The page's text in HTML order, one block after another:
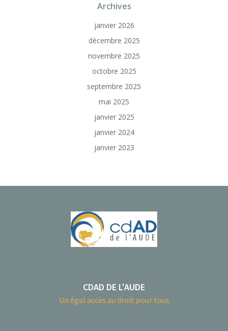
Archives
janvier 2026
décembre 2025
novembre 2025
octobre 2025
septembre 2025
mai 2025
janvier 2025
janvier 2024
janvier 2023
CDAD DE L'AUDE
Un égal accès au droit pour tous